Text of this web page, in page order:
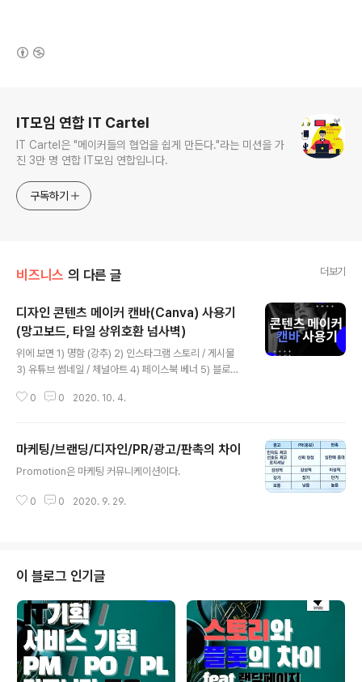
IT모임 연합 IT Cartel
IT Cartel은 "메이커들의 협업을 쉽게 만든다."라는 미션을 가
진 3만 명 연합 IT모임 연합입니다.
구독하기
비즈니스 의 다른 글 더보기
디자인 콘텐츠 메이커 캔바(Canva) 사용기
(망고보드, 타일 상위호환 넘사벽)
위에 보면 1) 명함 (강추) 2) 인스타그램 스토리 / 게시물
3) 유튜브 썸네일 / 체널아트 4) 페이스북 베너 5) 블로그
게 되어 있다. 요즘 티스토리, 네이버 카페, 유튜브에 도전
부분 무료도 아니고 평생 무료로 사용 할 수 있다. 솔직히
타일은 비교 상대가 안 되고 망고보드에 있는 사진이나 이
는 고화질 이미지들로 만들어진 템플릿도 훨씬 더 많다. 양
0 0 2020. 10. 4.
마케팅/브랜딩/디자인/PR/광고/판촉의 차이
Promotion은 마케팅 커뮤니케이션이다.
0 0 2020. 9. 29.
이 블로그 인기글